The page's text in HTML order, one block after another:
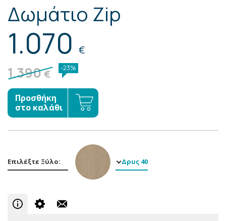
Δωμάτιο Zip
1.070 €
1.390€ -23%
Προσθήκη
στο καλάθι
Επιλέξτε Ξύλο: Δρυς 40